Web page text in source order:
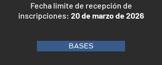
Fecha límite de recepción de
inscripciones: 20 de marzo de 2026
BASES